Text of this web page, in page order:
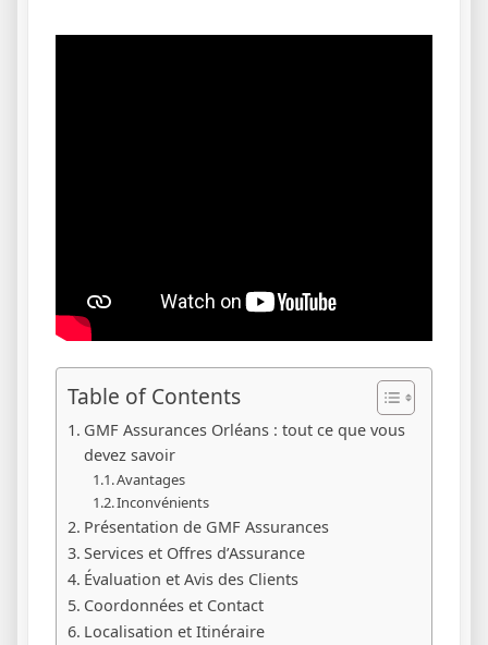
Table of Contents
GMF Assurances Orléans : tout ce que vous
devez savoir
Avantages
Inconvénients
Présentation de GMF Assurances
Services et Offres d’Assurance
Évaluation et Avis des Clients
Coordonnées et Contact
Localisation et Itinéraire